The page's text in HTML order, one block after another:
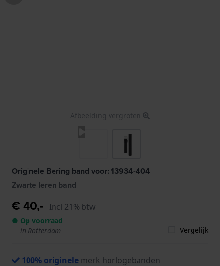
Afbeelding vergroten
Originele Bering band voor: 13934-404
Zwarte leren band
€ 40,- Incl 21% btw
● Op voorraad
in Rotterdam
Vergelijk
100% originele merk horlogebanden